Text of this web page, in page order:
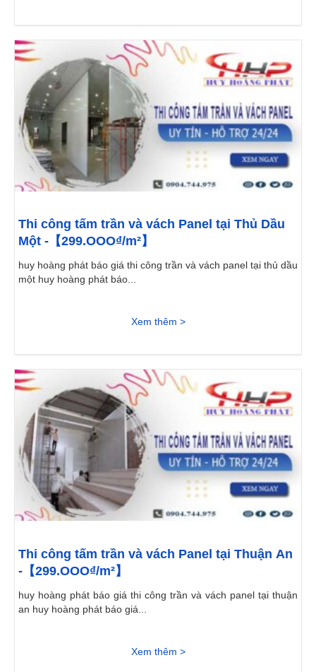
Thi công tấm trần và vách Panel tại Thủ Dầu
Một -【299.OOO₫/m²】
huy hoàng phát báo giá thi công trần và vách panel tại thủ dầu
một huy hoàng phát báo...
Xem thêm >
Thi công tấm trần và vách Panel tại Thuận An
-【299.OOO₫/m²】
huy hoàng phát báo giá thi công trần và vách panel tại thuận
an huy hoàng phát báo giá...
Xem thêm >